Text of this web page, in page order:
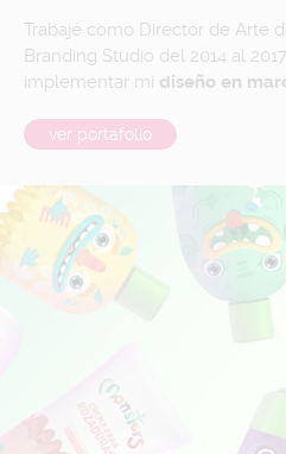
Trabajé como Director de Arte
Branding Studio del 2014 al
implementar mi diseño en
ver portafolio